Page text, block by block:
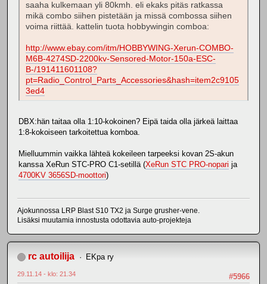
saaha kulkemaan yli 80kmh. eli ekaks pitäs ratkassa
mikä combo siihen pistetään ja missä combossa siihen
voima riittää. kattelin tuota hobbywingin comboa:
http://www.ebay.com/itm/HOBBYWING-Xerun-COMBO-
M6B-4274SD-2200kv-Sensored-Motor-150a-ESC-
B-/191411601108?
pt=Radio_Control_Parts_Accessories&hash=item2c9105
3ed4
DBX:hän taitaa olla 1:10-kokoinen? Eipä taida olla järkeä laittaa
1:8-kokoiseen tarkoitettua komboa.
Mielluummin vaikka lähteä kokeileen tarpeeksi kovan 2S-akun
kanssa XeRun STC-PRO C1-setillä (XeRun STC PRO-nopari ja
4700KV 3656SD-moottori)
Ajokunnossa LRP Blast S10 TX2 ja Surge grusher-vene.
Lisäksi muutamia innostusta odottavia auto-projekteja
rc autoilija EKpa ry
#5966
29.11.14 - klo: 21.34